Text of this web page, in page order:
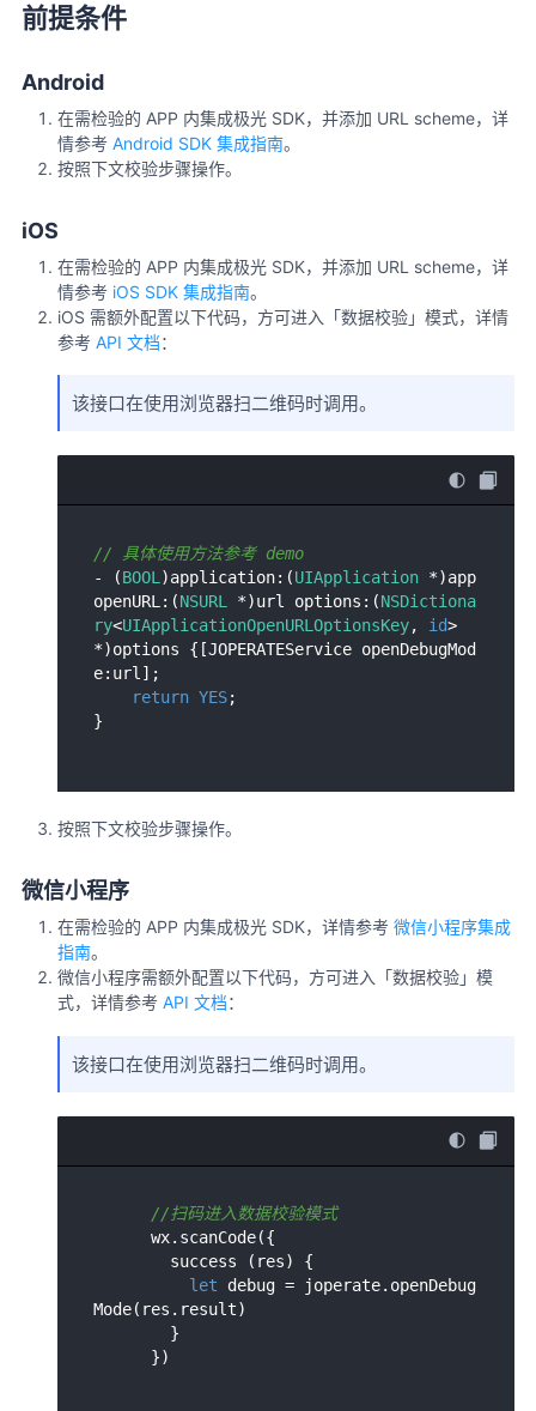
前提条件
Android
在需检验的 APP 内集成极光 SDK，并添加 URL scheme，详
情参考 Android SDK 集成指南。
按照下文校验步骤操作。
iOS
在需检验的 APP 内集成极光 SDK，并添加 URL scheme，详
情参考 iOS SDK 集成指南。
iOS 需额外配置以下代码，方可进入「数据校验」模式，详情
参考 API 文档：
该接口在使用浏览器扫二维码时调用。
// 具体使用方法参考 demo
- (BOOL )application:(UIApplication *)app
openURL:(NSURL *)url options:(NSDictiona
ry<UIApplicationOpenURLOptionsKey, id>
*)options {[JOPERATEService openDebugMod
e:url];
return YES;
按照下文校验步骤操作。
微信小程序
在需检验的 APP 内集成极光 SDK，详情参考 微信小程序集成
指南。
微信小程序需额外配置以下代码，方可进入「数据校验」模
式，详情参考 API 文档：
该接口在使用浏览器扫二维码时调用。
//扫码进入数据校验模式
let debug = joperate.openDebug
Mode(res.result)